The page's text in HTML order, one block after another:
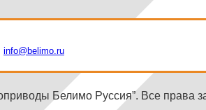
info@belimo.ru
Белимо Руссия”. Все права